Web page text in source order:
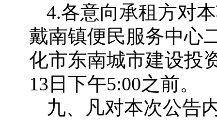
4.各意向承租方对
戴南镇便民服务中心
化市东南城市建设投
13日下午5:00之前。
九、凡对本次公告